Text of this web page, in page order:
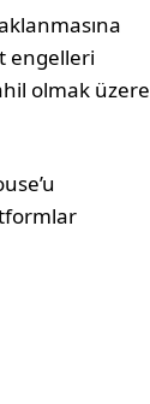
engelleri
olmak üzere